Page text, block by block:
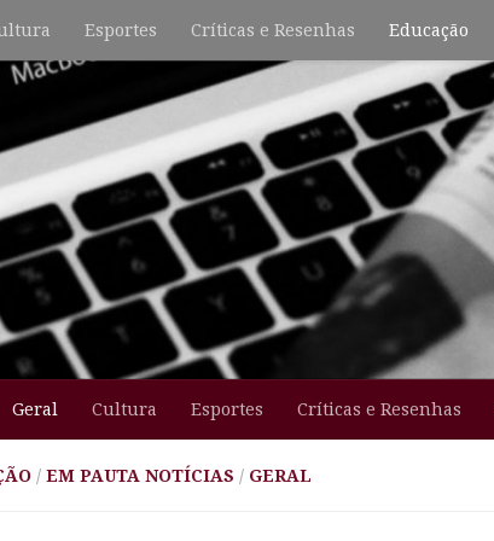
Esportes Críticas e Resenhas Educação
Geral Cultura Esportes Críticas e Resenhas
/ EM PAUTA NOTÍCIAS / GERAL